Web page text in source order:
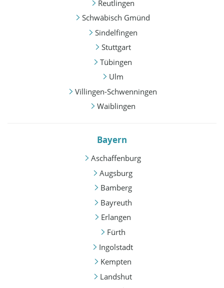
Reutlingen
Schwäbisch Gmünd
Sindelfingen
Stuttgart
Tübingen
Ulm
Villingen-Schwenningen
Waiblingen
Bayern
Aschaffenburg
Augsburg
Bamberg
Bayreuth
Erlangen
Fürth
Ingolstadt
Kempten
Landshut